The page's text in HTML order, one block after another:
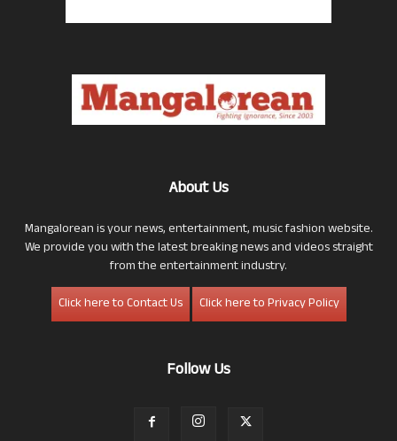
About Us
Mangalorean is your news, entertainment, music fashion website.
We provide you with the latest breaking news and videos straight
from the entertainment industry.
Click here to Contact Us
Click here to Privacy Policy
Follow Us